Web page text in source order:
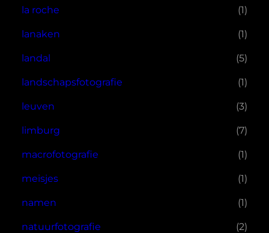
la roche (1)
lanaken (1)
landal (5)
landschapsfotografie (1)
leuven (3)
limburg (7)
macrofotografie (1)
meisjes (1)
namen (1)
natuurfotografie (2)